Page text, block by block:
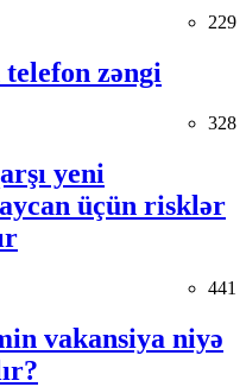
229
zəngi
328
yeni
üçün risklər
441
vakansiya niyə